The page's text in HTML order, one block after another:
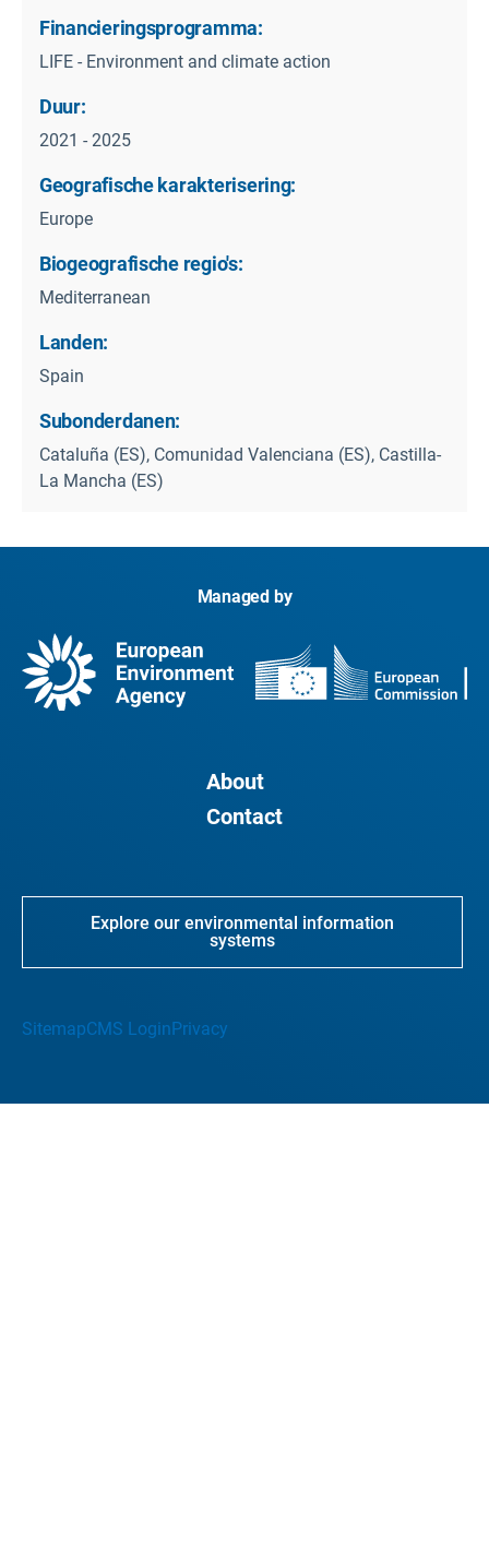
Financieringsprogramma:
LIFE - Environment and climate action
Duur:
2021 - 2025
Geografische karakterisering:
Europe
Biogeografische regio's:
Mediterranean
Landen:
Spain
Subonderdanen:
Cataluña (ES), Comunidad Valenciana (ES), Castilla-
La Mancha (ES)
Managed by
About
Contact
Explore our environmental information
systems
SitemapCMS LoginPrivacy